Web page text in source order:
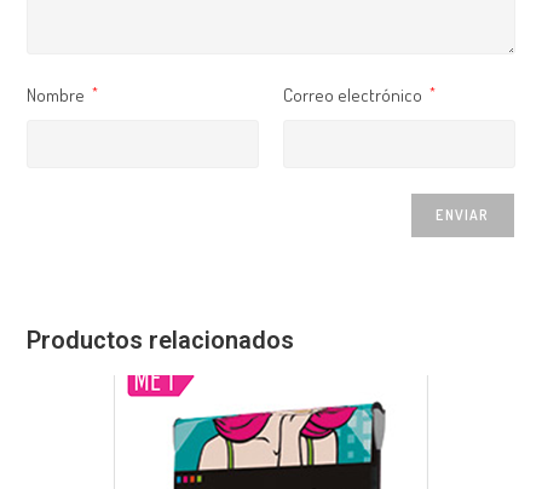
Nombre * Correo electrónico *
Productos relacionados